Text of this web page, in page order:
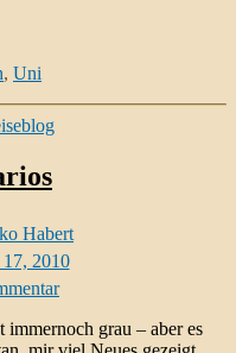
, Uni
Habert
2010
zu
Mis
Horariosgrau – aber es